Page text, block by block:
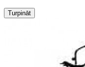
Turpināt